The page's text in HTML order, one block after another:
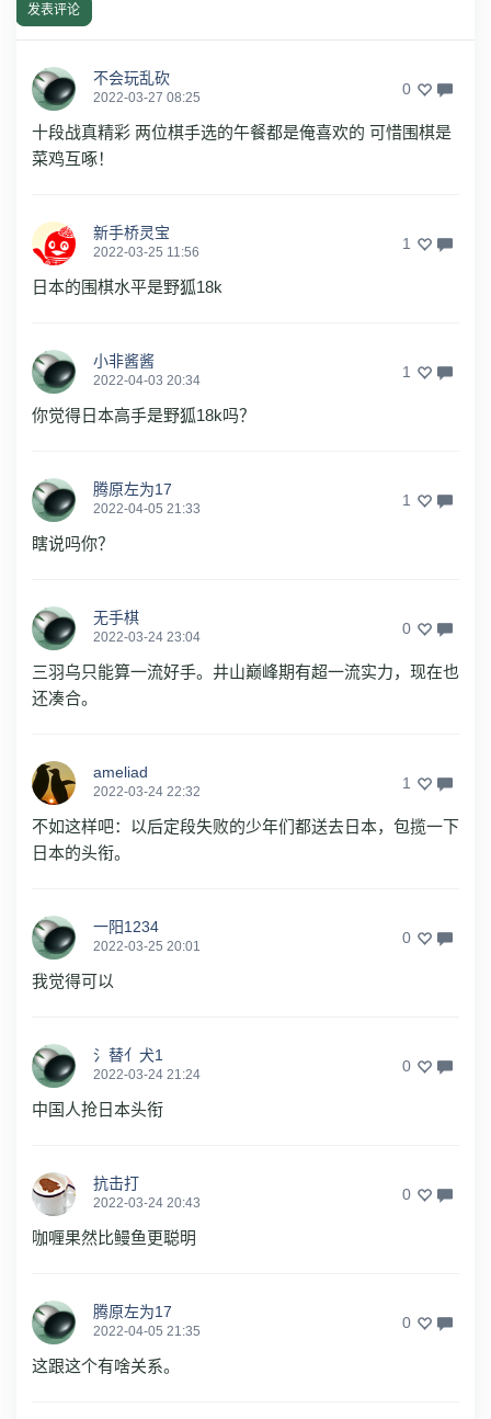
发表评论
不会玩乱砍
2022-03-27 08:25 0
十段战真精彩 两位棋手选的午餐都是俺喜欢的 可惜围棋是
菜鸡互啄！
新手桥灵宝
2022-03-25 11:56 1
日本的围棋水平是野狐18k
小非酱酱
2022-04-03 20:34 1
你觉得日本高手是野狐18k吗？
腾原左为17
2022-04-05 21:33 1
瞎说吗你？
无手棋
2022-03-24 23:04 0
三羽乌只能算一流好手。井山巅峰期有超一流实力，现在也
还凑合。
ameliad
2022-03-24 22:32 1
不如这样吧：以后定段失败的少年们都送去日本，包揽一下
日本的头衔。
一阳1234
2022-03-25 20:01 0
我觉得可以
氵替亻犬1
2022-03-24 21:24 0
中国人抢日本头衔
抗击打
2022-03-24 20:43 0
咖喱果然比鳗鱼更聪明
腾原左为17
2022-04-05 21:35 0
这跟这个有啥关系。